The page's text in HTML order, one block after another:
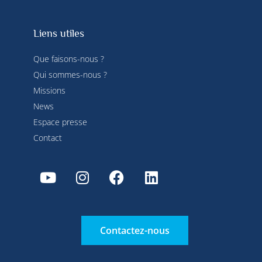
Liens utiles
Que faisons-nous ?
Qui sommes-nous ?
Missions
News
Espace presse
Contact
Contactez-nous